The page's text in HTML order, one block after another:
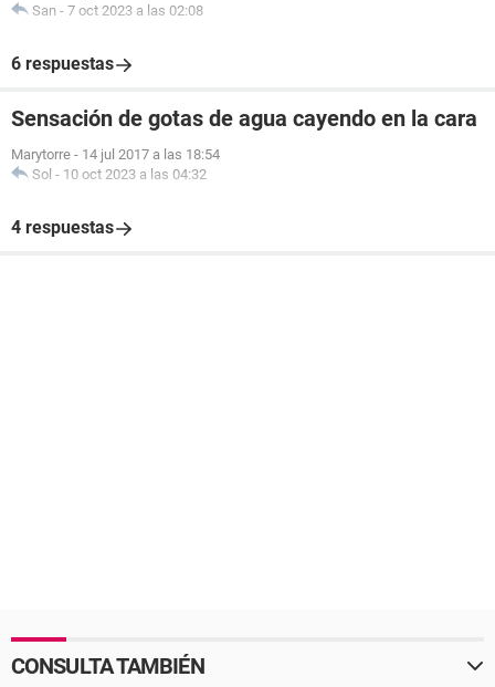
San - 7 oct 2023 a las 02:08
6 respuestas
Sensación de gotas de agua cayendo en la cara
Marytorre - 14 jul 2017 a las 18:54
Sol - 10 oct 2023 a las 04:32
4 respuestas
CONSULTA TAMBIÉN